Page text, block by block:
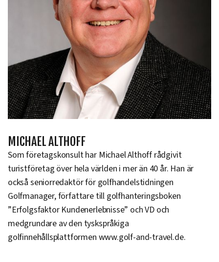
MICHAEL ALTHOFF
Som företagskonsult har Michael Althoff rådgivit
turistföretag över hela världen i mer än 40 år. Han är
också seniorredaktör för golfhandelstidningen
Golfmanager, författare till golfhanteringsboken
”Erfolgsfaktor Kundenerlebnisse” och VD och
medgrundare av den tyskspråkiga
golfinnehållsplattformen www.golf-and-travel.de.